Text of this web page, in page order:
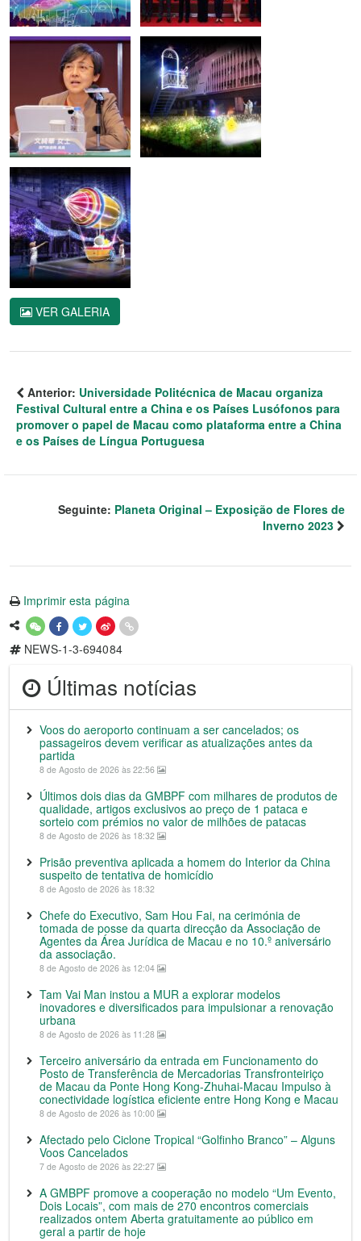
VER GALERIA
Anterior: Universidade Politécnica de Macau organiza
Festival Cultural entre a China e os Países Lusófonos para
promover o papel de Macau como plataforma entre a China
e os Países de Língua Portuguesa
Seguinte: Planeta Original – Exposição de Flores de
Inverno 2023
Imprimir esta página
NEWS-1-3-694084
Últimas notícias
Voos do aeroporto continuam a ser cancelados; os
passageiros devem verificar as atualizações antes da
partida
8 de Agosto de 2026 às 22:56
Últimos dois dias da GMBPF com milhares de produtos de
qualidade, artigos exclusivos ao preço de 1 pataca e
sorteio com prémios no valor de milhões de patacas
8 de Agosto de 2026 às 18:32
Prisão preventiva aplicada a homem do Interior da China
suspeito de tentativa de homicídio
8 de Agosto de 2026 às 18:32
Chefe do Executivo, Sam Hou Fai, na cerimónia de
tomada de posse da quarta direcção da Associação de
Agentes da Área Jurídica de Macau e no 10.º aniversário
da associação.
8 de Agosto de 2026 às 12:04
Tam Vai Man instou a MUR a explorar modelos
inovadores e diversificados para impulsionar a renovação
urbana
8 de Agosto de 2026 às 11:28
Terceiro aniversário da entrada em Funcionamento do
Posto de Transferência de Mercadorias Transfronteiriço
de Macau da Ponte Hong Kong-Zhuhai-Macau Impulso à
conectividade logística eficiente entre Hong Kong e Macau
8 de Agosto de 2026 às 10:00
Afectado pelo Ciclone Tropical “Golfinho Branco” – Alguns
Voos Cancelados
7 de Agosto de 2026 às 22:27
A GMBPF promove a cooperação no modelo “Um Evento,
Dois Locais”, com mais de 270 encontros comerciais
realizados ontem Aberta gratuitamente ao público em
geral a partir de hoje